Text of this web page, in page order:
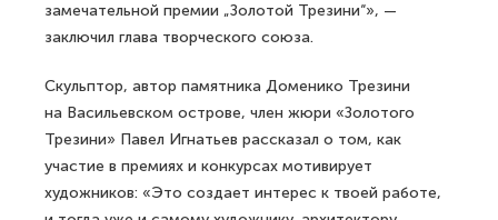
замечательной премии „Золотой Трезини“», —
заключил глава творческого союза.
Скульптор, автор памятника Доменико Трезини
на Васильевском острове, член жюри «Золотого
Трезини» Павел Игнатьев рассказал о том, как
участие в премиях и конкурсах мотивирует
художников: «Это создает интерес к твоей работе,